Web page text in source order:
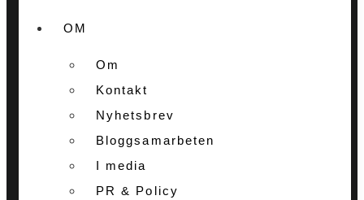
OM
Om
Kontakt
Nyhetsbrev
Bloggsamarbeten
I media
PR & Policy